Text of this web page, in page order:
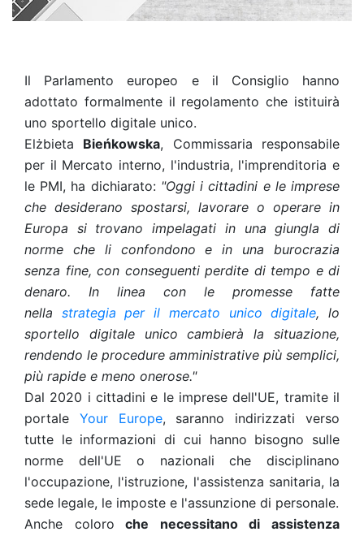
Il Parlamento europeo e il Consiglio hanno
adottato formalmente il regolamento che istituirà
uno sportello digitale unico.
Elżbieta Bieńkowska, Commissaria responsabile
per il Mercato interno, l'industria, l'imprenditoria e
le PMI, ha dichiarato: "Oggi i cittadini e le imprese
che desiderano spostarsi, lavorare o operare in
Europa si trovano impelagati in una giungla di
norme che li confondono e in una burocrazia
senza fine, con conseguenti perdite di tempo e di
denaro. In linea con le promesse fatte
nella strategia per il mercato unico digitale,lo
sportello digitale unico cambierà la situazione,
rendendo le procedure amministrative più semplici,
più rapide e meno onerose."
Dal 2020 i cittadini e le imprese dell'UE, tramite il
portale Your Europe, saranno indirizzati verso
tutte le informazioni di cui hanno bisogno sulle
norme dell'UE o nazionali che disciplinano
l'occupazione, l'istruzione, l'assistenza sanitaria, la
sede legale, le imposte e l'assunzione di personale.
Anche coloro che necessitano di assistenza